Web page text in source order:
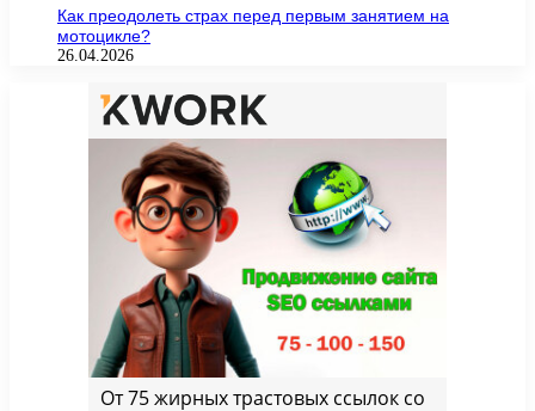
Как преодолеть страх перед первым занятием на
мотоцикле?
26.04.2026